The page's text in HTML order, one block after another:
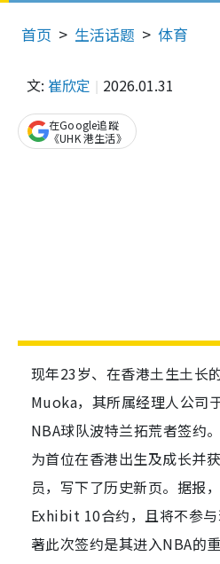
首页 生活话题 体育
文: 崔欣定 2026.01.31
在Google追蹤
《UHK 港生活》
现年23岁、在香港土生土长
Muoka，其所属经理人公司
NBA球队波特兰拓荒者签约
为首位在香港出生及成长并
员，写下了历史新页。据报
Exhibit 10合约，且将不参
著此次签约是其进入NBA的重